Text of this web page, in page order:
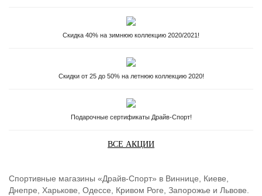
Скидка 40% на зимнюю коллекцию 2020/2021!
Скидки от 25 до 50% на летнюю коллекцию 2020!
Подарочные сертификаты Драйв-Спорт!
ВСЕ АКЦИИ
Спортивные магазины «Драйв-Спорт» в Виннице, Киеве,
Днепре, Харькове, Одессе, Кривом Роге, Запорожье и Львове.